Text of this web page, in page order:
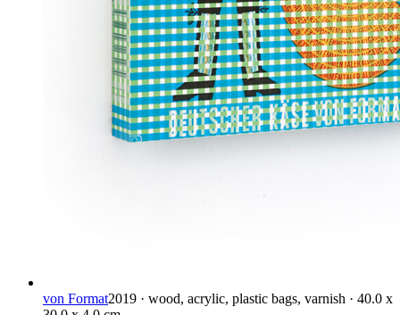
von Format2019 · wood, acrylic, plastic bags, varnish · 40.0 x